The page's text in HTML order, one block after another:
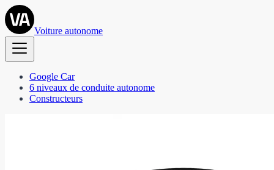
Voiture autonome
Google Car
6 niveaux de conduite autonome
Constructeurs